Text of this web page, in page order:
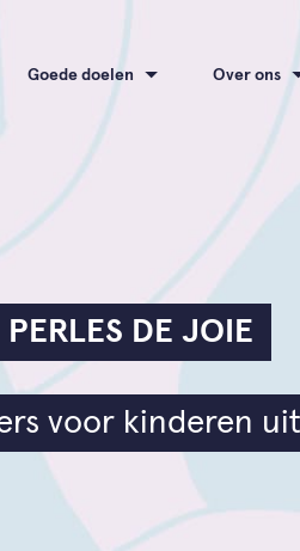
Goede doelen Over ons
PERLES DE JOIE
voor kinderen